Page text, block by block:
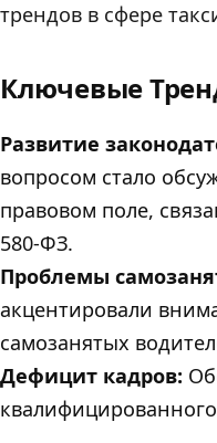
трендов в сфере
Ключевые
Развитие
вопросом стало
правовом поле,
580-ФЗ.
Проблемы
акцентировали
самозанятых
Дефицит кадров: